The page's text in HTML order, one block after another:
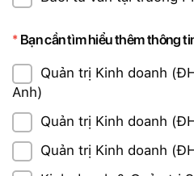
Bạn cần tìm hiểu thêm thông
Quản trị Kinh doanh
Anh)
Quản trị Kinh doanh
Quản trị Kinh doanh